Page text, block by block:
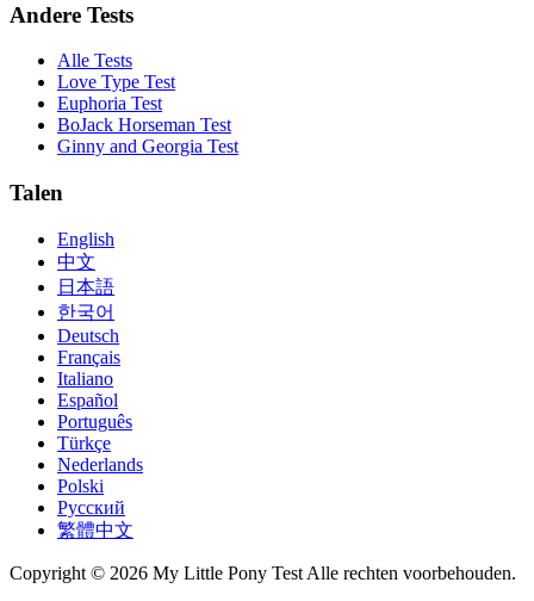
Andere Tests
Alle Tests
Love Type Test
Euphoria Test
BoJack Horseman Test
Ginny and Georgia Test
Talen
English
中文
日本語
한국어
Deutsch
Français
Italiano
Español
Português
Türkçe
Nederlands
Polski
Русский
繁體中文
Copyright © 2026 My Little Pony Test Alle rechten voorbehouden.